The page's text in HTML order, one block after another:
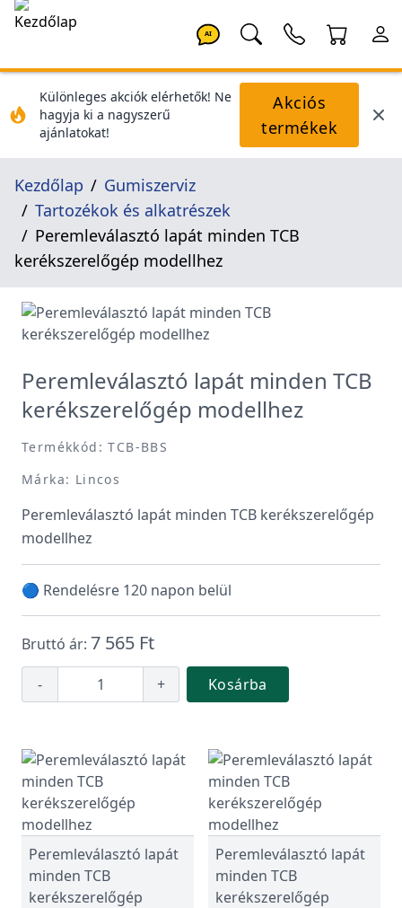
AI
Különleges akciók elérhetők! Ne
hagyja ki a nagyszerű
ajánlatokat!
Akciós
termékek
Kezdőlap
Gumiszerviz
Tartozékok és alkatrészek
Peremleválasztó lapát minden TCB
kerékszerelőgép modellhez
Peremleválasztó lapát minden TCB
kerékszerelőgép modellhez
Termékkód: TCB-BBS
Márka: Lincos
Peremleválasztó lapát minden TCB kerékszerelőgép
modellhez
🔵 Rendelésre 120 napon belül
Bruttó ár: 7 565 Ft
- + Kosárba
Peremleválasztó lapát
minden TCB
kerékszerelőgép
Peremleválasztó lapát
minden TCB
kerékszerelőgép